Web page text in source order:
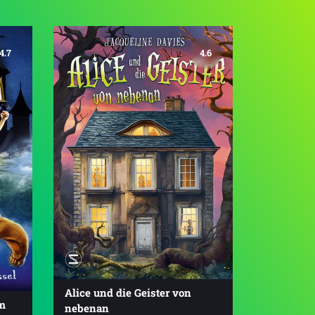
4.7 4.6
Alice und die Geister von
nebenan